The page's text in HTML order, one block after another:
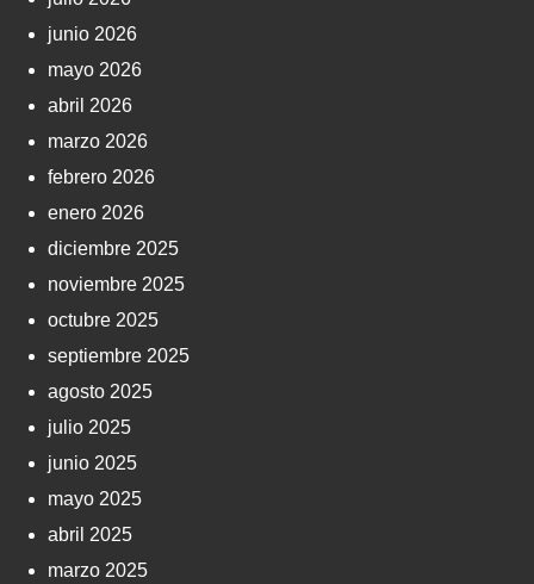
junio 2026
mayo 2026
abril 2026
marzo 2026
febrero 2026
enero 2026
diciembre 2025
noviembre 2025
octubre 2025
septiembre 2025
agosto 2025
julio 2025
junio 2025
mayo 2025
abril 2025
marzo 2025